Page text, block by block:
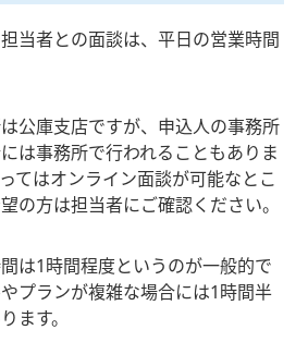
当者との面談は、平日の営業時間
公庫支店ですが、申込人の事務所
は事務所で行われることもありま
てはオンライン面談が可能なとこ
の方は担当者にご確認ください。
は1時間程度というのが一般的で
プランが複雑な場合には1時間半
ます。